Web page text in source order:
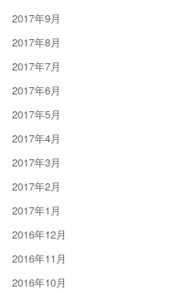
2017年9月
2017年8月
2017年7月
2017年6月
2017年5月
2017年4月
2017年3月
2017年2月
2017年1月
2016年12月
2016年11月
2016年10月